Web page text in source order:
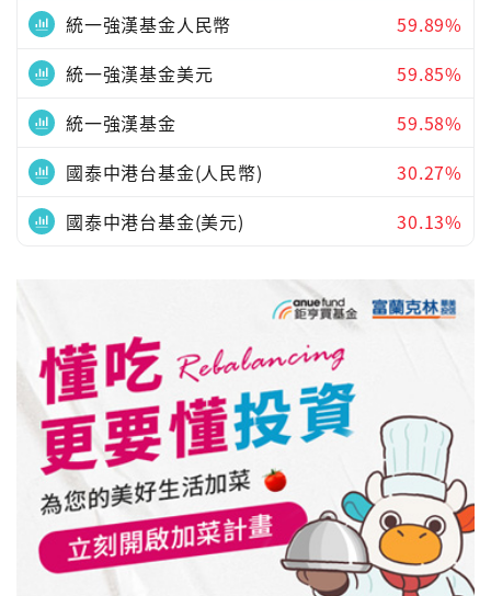
統一強漢基金人民幣
59.89%
統一強漢基金美元
59.85%
統一強漢基金
59.58%
國泰中港台基金(人民幣)
30.27%
國泰中港台基金(美元)
30.13%